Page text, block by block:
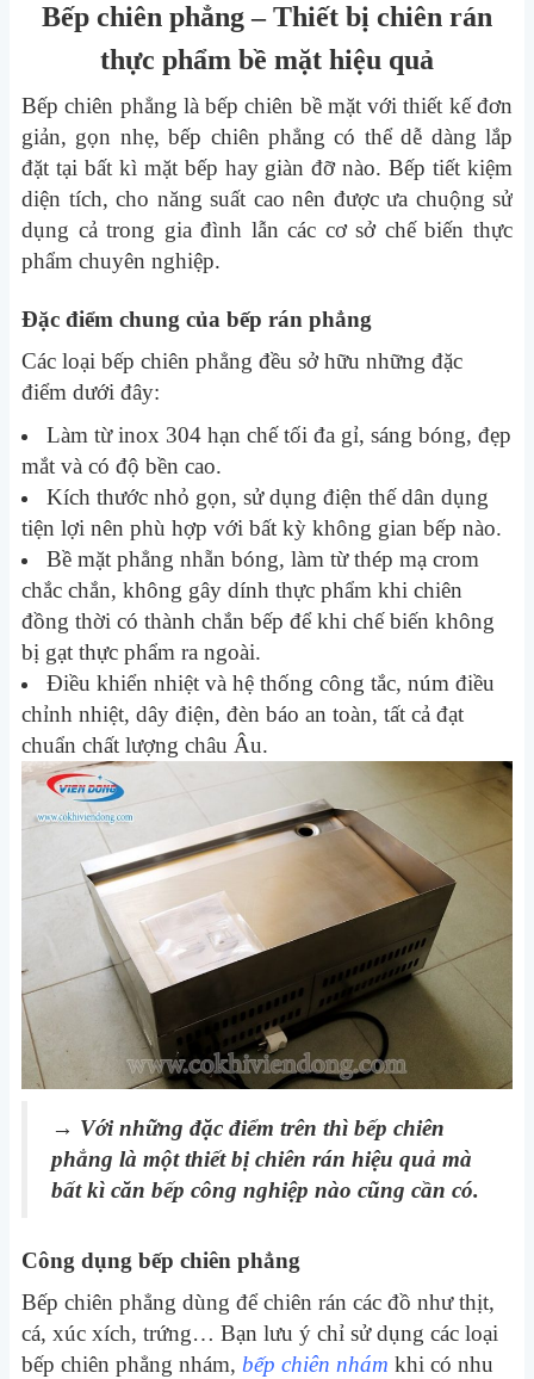
Bếp chiên phẳng – Thiết bị chiên rán
thực phẩm bề mặt hiệu quả
Bếp chiên phẳng làbếp chiên bề mặt với thiết kế đơn
giản, gọn nhẹ, bếp chiên phẳng có thể dễ dàng lắp
đặt tại bất kì mặt bếp hay giàn đỡ nào. Bếp tiết kiệm
diện tích, cho năng suất cao nên được ưa chuộng sử
dụng cả trong gia đình lẫn các cơ sở chế biến thực
phẩm chuyên nghiệp.
Đặc điểm chung của bếp rán phẳng
Các loại bếp chiên phẳng đều sở hữu những đặc
điểm dưới đây:
Làm từ inox 304 hạn chế tối đa gỉ, sáng bóng, đẹp
mắt và có độ bền cao.
Kích thước nhỏ gọn, sử dụng điện thế dân dụng
tiện lợi nên phù hợp với bất kỳ không gian bếp nào.
Bề mặt phẳng nhẵn bóng, làm từ thép mạ crom
chắc chắn, không gây dính thực phẩm khi chiên
đồng thời có thành chắn bếp để khi chế biến không
bị gạt thực phẩm ra ngoài.
Điều khiển nhiệt và hệ thống công tắc, núm điều
chỉnh nhiệt, dây điện, đèn báo an toàn, tất cả đạt
chuẩn chất lượng châu Âu.
→ Với những đặc điểm trên thì bếp chiên
phẳng là một thiết bị chiên rán hiệu quả mà
bất kì căn bếp công nghiệp nào cũng cần có.
Công dụng bếp chiên phẳng
Bếp chiên phẳng dùng để chiên rán các đồ như thịt,
cá, xúc xích, trứng… Bạn lưu ý chỉ sử dụng các loại
bếp chiên phẳng nhám, bếp chiên nhám khi có nhu